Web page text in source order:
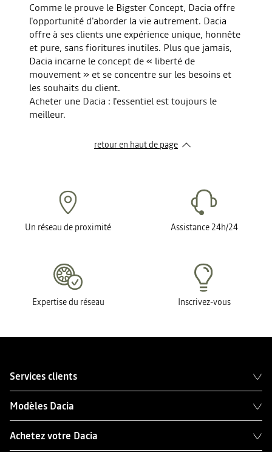
Comme le prouve le Bigster Concept, Dacia offre
l'opportunité d'aborder la vie autrement. Dacia
offre à ses clients une expérience unique, honnête
et pure, sans fioritures inutiles. Plus que jamais,
Dacia incarne le concept de « liberté de
mouvement » et se concentre sur les besoins et
les souhaits du client.
Acheter une Dacia : l'essentiel est toujours le
meilleur.
retour en haut de page​
Un réseau de proximité Assistance 24h/24
Expertise du réseau Inscrivez-vous
Services clients
Modèles Dacia
Achetez votre Dacia